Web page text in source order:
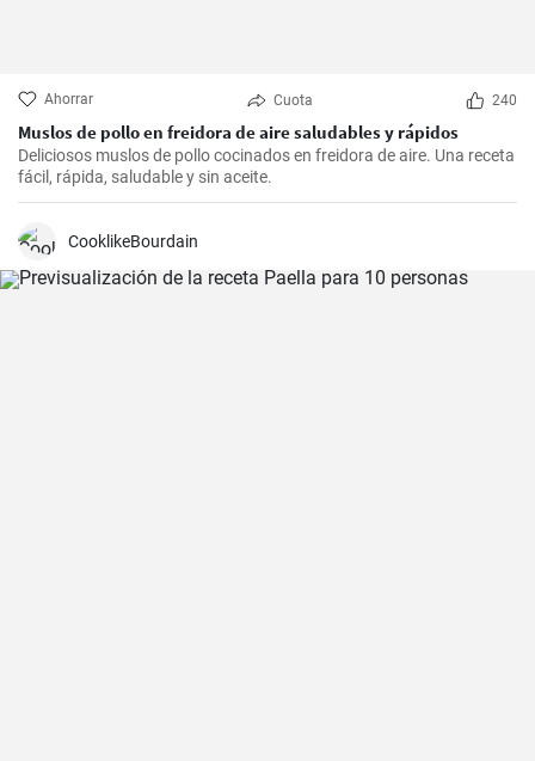
Ahorrar Cuota 240
Muslos de pollo en freidora de aire saludables y rápidos
Deliciosos muslos de pollo cocinados en freidora de aire. Una receta
fácil, rápida, saludable y sin aceite.
CooklikeBourdain